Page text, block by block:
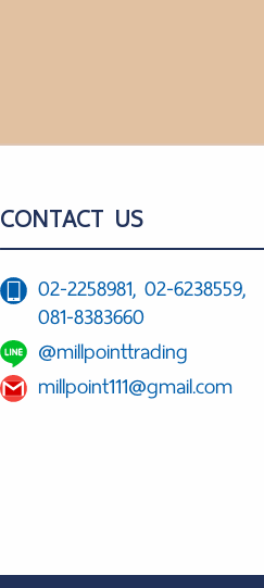
CONTACT US
02-2258981, 02-6238559,
081-8383660
@millpointtrading
millpoint111@gmail.com